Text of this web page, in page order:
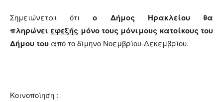
Σημειώνεται ότιο Δήμος Ηρακλείου θα
πληρώνει εφεξής μόνο τους μόνιμους κατοίκους του
Δήμου του από το δίμηνο Νοεμβρίου-Δεκεμβρίου.
Κοινοποίηση :